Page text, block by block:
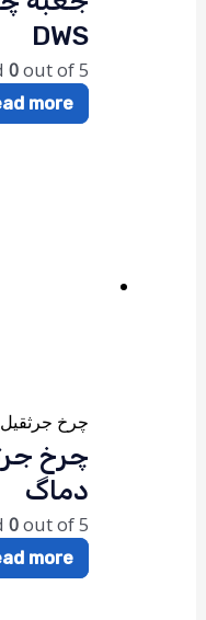
DWS
0out of 5
more
چرخ
دماگ
0out of 5
more